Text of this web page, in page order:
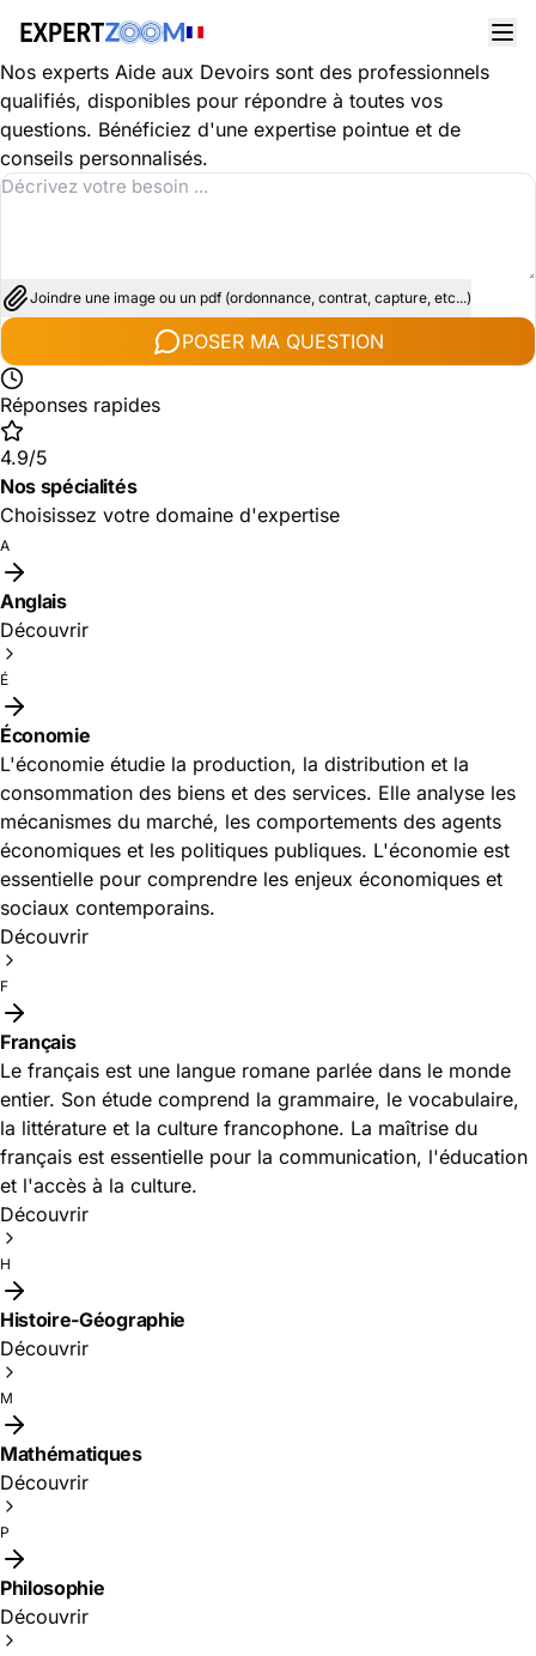
Découvrez les spécialités dans le domaine Aide aux
Devoirs
Nos experts Aide aux Devoirs sont des professionnels
qualifiés, disponibles pour répondre à toutes vos
questions. Bénéficiez d'une expertise pointue et de
conseils personnalisés.
Joindre une image ou un pdf (ordonnance, contrat, capture, etc...)
POSER MA QUESTION
Réponses rapides
4.9/5
Nos spécialités
Choisissez votre domaine d'expertise
A
Anglais
Découvrir
É
Économie
L'économie étudie la production, la distribution et la
consommation des biens et des services. Elle analyse les
mécanismes du marché, les comportements des agents
économiques et les politiques publiques. L'économie est
essentielle pour comprendre les enjeux économiques et
sociaux contemporains.
Découvrir
F
Français
Le français est une langue romane parlée dans le monde
entier. Son étude comprend la grammaire, le vocabulaire,
la littérature et la culture francophone. La maîtrise du
français est essentielle pour la communication, l'éducation
et l'accès à la culture.
Découvrir
H
Histoire-Géographie
Découvrir
M
Mathématiques
Découvrir
P
Philosophie
Découvrir